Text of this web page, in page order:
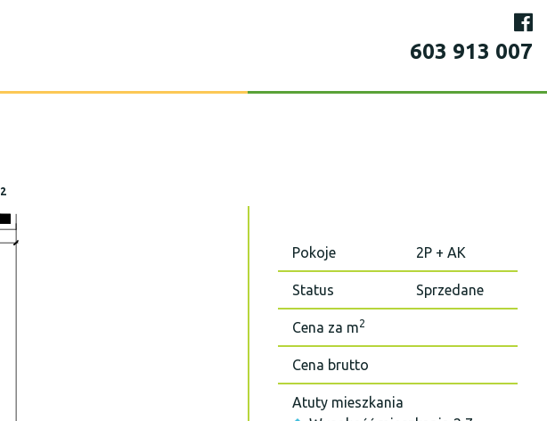
603 913 007
2
Pokoje 2P + AK
Status Sprzedane
Cena za m2
Cena brutto
Atuty mieszkania